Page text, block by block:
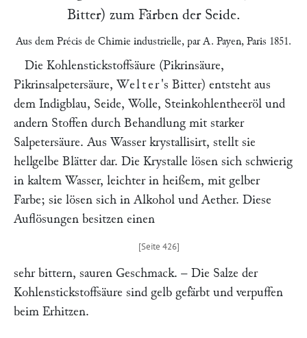
Bitter) zum Färben der Seide.
Aus dem Précis de Chimie industrielle, par A. Payen, Paris 1851 .
Die Kohlenstickstoffsäure (Pikrinsäure,
Pikrinsalpetersäure, Welter's Bitter) entsteht aus
dem Indigblau, Seide, Wolle, Steinkohlentheeröl und
andern Stoffen durch Behandlung mit starker
Salpetersäure. Aus Wasser krystallisirt, stellt sie
hellgelbe Blätter dar. Die Krystalle lösen sich schwierig
in kaltem Wasser, leichter in heißem, mit gelber
Farbe; sie lösen sich in Alkohol und Aether. Diese
Auflösungen besitzen einen
sehr bittern, sauren Geschmack. – Die Salze der
Kohlenstickstoffsäure sind gelb gefärbt und verpuffen
beim Erhitzen.